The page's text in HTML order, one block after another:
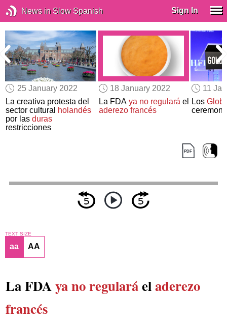
News in Slow Spanish Sign In
25 January 2022
La creativa protesta del
sector cultural holandés
por lasduras
restricciones
18 January 2022
La FDA ya no regularáel
aderezo francés
11
Los
TEXT SIZE
aa AA
La FDAya no regularáeladerezo
francés